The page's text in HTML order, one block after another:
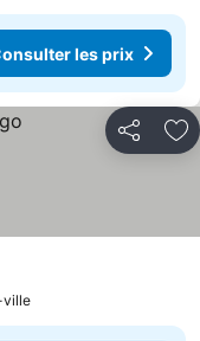
les prix
Partager
ville